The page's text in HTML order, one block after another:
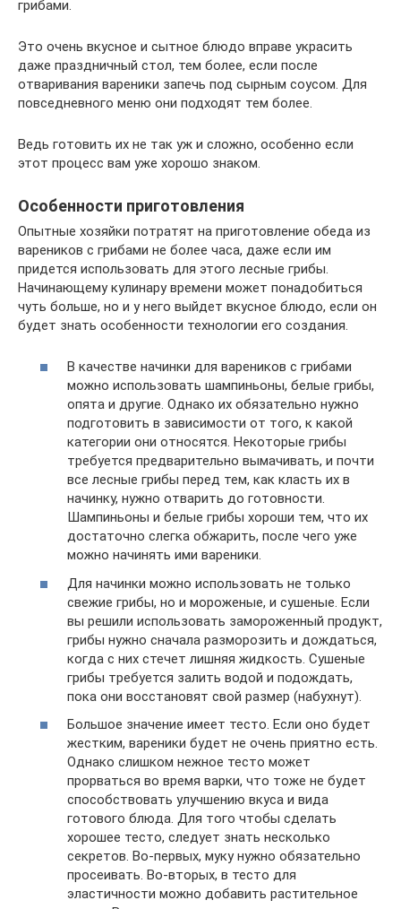
грибами.
Это очень вкусное и сытное блюдо вправе украсить
даже праздничный стол, тем более, если после
отваривания вареники запечь под сырным соусом. Для
повседневного меню они подходят тем более.
Ведь готовить их не так уж и сложно, особенно если
этот процесс вам уже хорошо знаком.
Особенности приготовления
Опытные хозяйки потратят на приготовление обеда из
вареников с грибами не более часа, даже если им
придется использовать для этого лесные грибы.
Начинающему кулинару времени может понадобиться
чуть больше, но и у него выйдет вкусное блюдо, если он
будет знать особенности технологии его создания.
В качестве начинки для вареников с грибами
можно использовать шампиньоны, белые грибы,
опята и другие. Однако их обязательно нужно
подготовить в зависимости от того, к какой
категории они относятся. Некоторые грибы
требуется предварительно вымачивать, и почти
все лесные грибы перед тем, как класть их в
начинку, нужно отварить до готовности.
Шампиньоны и белые грибы хороши тем, что их
достаточно слегка обжарить, после чего уже
можно начинять ими вареники.
Для начинки можно использовать не только
свежие грибы, но и мороженые, и сушеные. Если
вы решили использовать замороженный продукт,
грибы нужно сначала разморозить и дождаться,
когда с них стечет лишняя жидкость. Сушеные
грибы требуется залить водой и подождать,
пока они восстановят свой размер (набухнут).
Большое значение имеет тесто. Если оно будет
жестким, вареники будет не очень приятно есть.
Однако слишком нежное тесто может
прорваться во время варки, что тоже не будет
способствовать улучшению вкуса и вида
готового блюда. Для того чтобы сделать
хорошее тесто, следует знать несколько
секретов. Во-первых, муку нужно обязательно
просеивать. Во-вторых, в тесто для
эластичности можно добавить растительное